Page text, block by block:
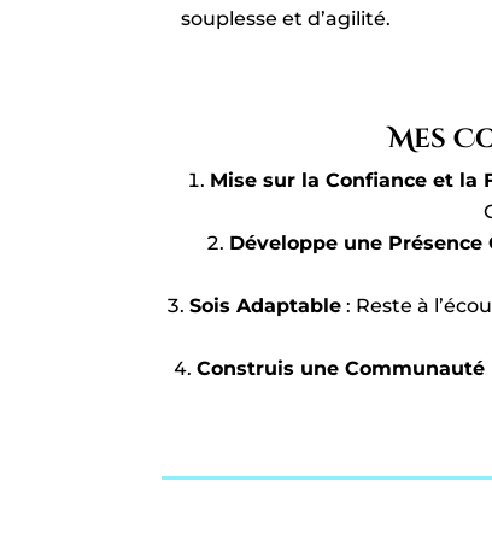
souplesse et d’agilité.
Mes
Mise sur la Confiance et la
Développe une Présence
Sois Adaptable : Reste à
Construis une Communauté